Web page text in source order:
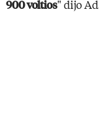
900 voltios" dijo